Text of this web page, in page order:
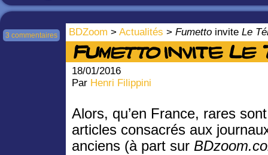
BDZoom > Actualités > Fumetto invite Le
3 commentaires
Fumettoinvite Le
18/01/2016
Par Henri Filippini
Alors, qu’en France, rares
articles consacrés aux
anciens (à part sur